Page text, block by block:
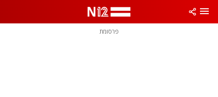
פרסומת